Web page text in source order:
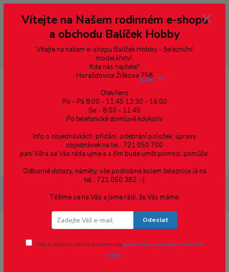
--- pro zákazníky ze Slovenska a jiných zemí, pokud chcete platit v eurech
přepněte si e-shop na euro 💶 pro přepočet měny - pravý horní roh ---
dobírky – pokud si z nějakého důvodu zásilku nevyzvednete, bude po
domluvě zaslána znovu s opětovnou platbou za poštovné, v opačném
případě bude zrušena a účet přidán na blacklist a rušeny následující
objednávky.
Menu
CZK
ČSD, Žehlička
Vítejte na Našem rodinném e-shopu
a obchodu Balíček Hobby
Vítejte na našem e-shopu Balíček Hobby - železniční
modelářství.
Kde nás najdete?
Horažďovice Žižkova 758
Otevřeno
Po - Pá 8:00 - 11:45 12:30 - 16:00
So - 8:00 - 11:45
Po telefonické domluvě kdykoliv
Info o objednávkách, přidání, odebrání položek, úpravy
objednávek na tel.: 721 050 700
paní Věra se Vás ráda ujme a s čím bude umět pomoci, pomůže.
Odborné dotazy, náměty, vše podrobné kolem železnice Já na
tel.: 721 050 382 :-)
Těšíme se na Vás a jsme rádi, že Vás máme.
Odeslat
Přeji si odebírat novinky e-mailem dlepodmínek zpracování osobních
údajů.